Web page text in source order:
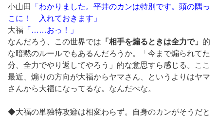
小山田
「わかりました。平井のカンは特別です。頭の隅っ
こに！ 入れておきます」
大福 「……おっ！」
なんだろう、この世界では 「相手を煽るときは全力で」 的
な暗黙のルールでもあるんだろうか。「今まで煽られてた
分、全力でやり返してやろう」的な意思すら感じる。ここ
最近、煽りの方向が大福からヤマさん、というよりはヤマ
さんから大福になってるな。なんだべな。
◆大福の単独特攻癖は相変わらず。自身のカンがそうだと